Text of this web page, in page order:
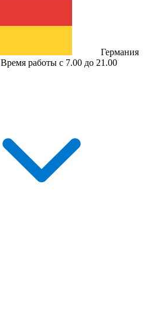
Германия
Время работы с 7.00 до 21.00